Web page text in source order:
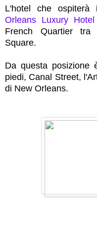
L'hotel che
Orleans Luxury Hotel
French Quartier
Square.
Da questa posizione
piedi, Canal Street,
di New Orleans.